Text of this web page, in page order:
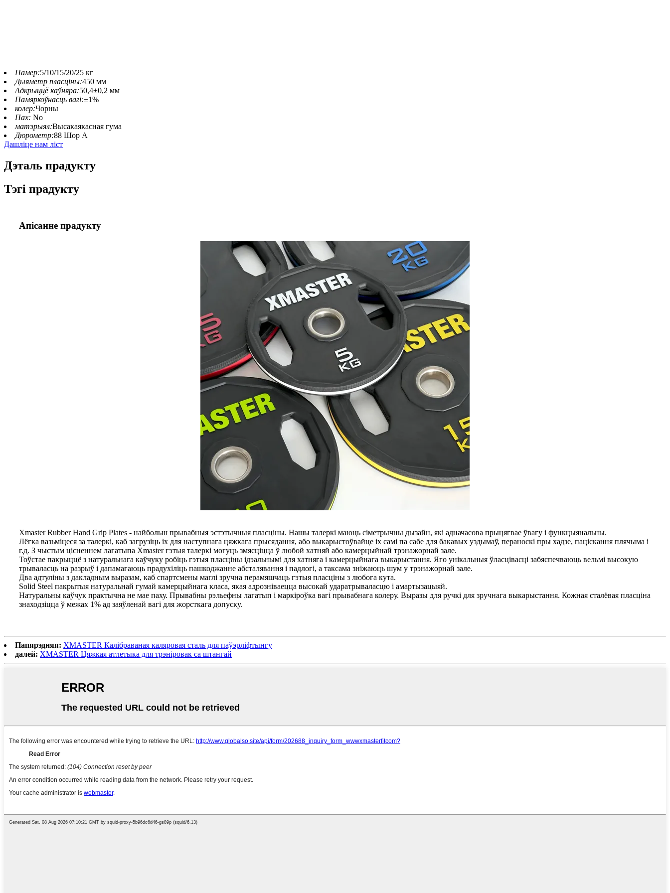
Памер:5/10/15/20/25 кг
Дыяметр пласціны:450 мм
Адкрыццё каўняра:50,4±0,2 мм
Памяркоўнасць вагі:±1%
колер:Чорны
Пах: No
матэрыял:Высакаякасная гума
Дюрометр:88 Шор А
Дашліце нам ліст
Дэталь прадукту
Тэгі прадукту
Апісанне прадукту
Xmaster Rubber Hand Grip Plates - найбольш прывабныя эстэтычныя пласціны. Нашы талеркі маюць сіметрычны дызайн, які адначасова прыцягвае ўвагу і функцыянальны.
Лёгка вазьміцеся за талеркі, каб загрузіць іх для наступнага цяжкага прысядання, або выкарыстоўвайце іх самі па сабе для бакавых уздымаў, пераноскі пры хадзе, паціскання плячыма і
г.д. З чыстым цісненнем лагатыпа Xmaster гэтыя талеркі могуць змясціцца ў любой хатняй або камерцыйнай трэнажорнай зале.
Тоўстае пакрыццё з натуральнага каўчуку робіць гэтыя пласціны ідэальнымі для хатняга і камерцыйнага выкарыстання. Яго унікальныя ўласцівасці забяспечваюць вельмі высокую
трываласць на разрыў і дапамагаюць прадухіліць пашкоджанне абсталявання і падлогі, а таксама зніжаюць шум у трэнажорнай зале.
Два адтуліны з дакладным выразам, каб спартсмены маглі зручна перамяшчаць гэтыя пласціны з любога кута.
Solid Steel пакрытыя натуральнай гумай камерцыйнага класа, якая адрозніваецца высокай ударатрываласцю і амартызацыяй.
Натуральны каўчук практычна не мае паху. Прывабны рэльефны лагатып і маркіроўка вагі прывабнага колеру. Выразы для ручкі для зручнага выкарыстання. Кожная сталёвая пласціна
знаходзіцца ў межах 1% ад заяўленай вагі для жорсткага допуску.
Папярэдняя: XMASTER Калібраваная каляровая сталь для паўэрліфтынгу
далей: XMASTER Цяжкая атлетыка для трэніровак са штангай